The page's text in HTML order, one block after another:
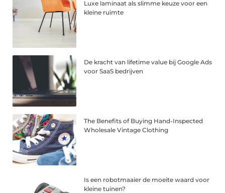
Luxe laminaat als slimme keuze voor een
kleine ruimte
De kracht van lifetime value bij Google Ads
voor SaaS bedrijven
The Benefits of Buying Hand-Inspected
Wholesale Vintage Clothing
Is een robotmaaier de moeite waard voor
kleine tuinen?